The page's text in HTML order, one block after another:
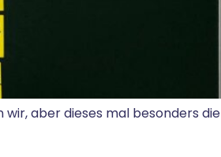
aber dieses mal besonders die